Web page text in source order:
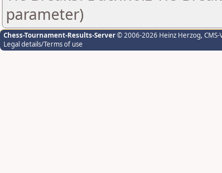
parameter)
Chess-Tournament-Results-Server© 2006-2026 Heinz Herzog,
Legal details/Terms of use